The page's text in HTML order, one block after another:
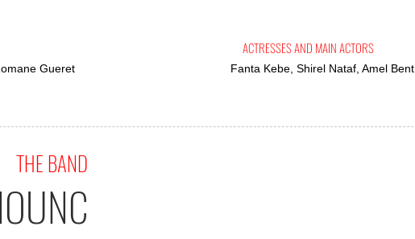
Gueret
ACTRESSES AND MAIN ACTORS
Fanta Kebe, Shirel Nataf, Amel Bent
THE BAND